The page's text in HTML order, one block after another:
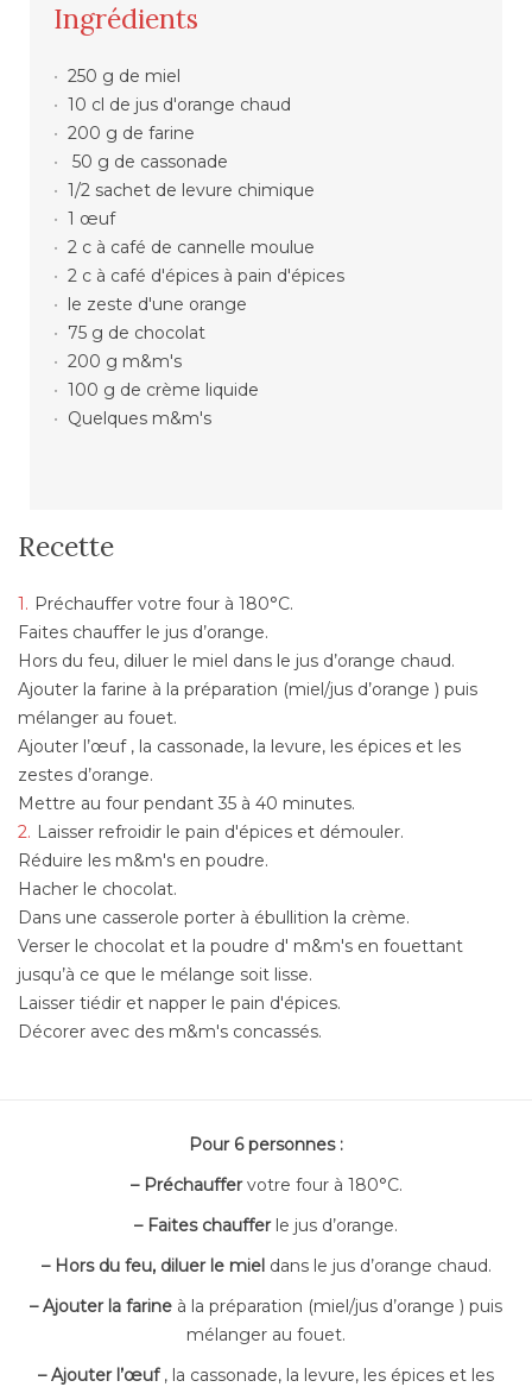
Ingrédients
250 g de miel
10 cl de jus d'orange chaud
200 g de farine
50 g de cassonade
1/2 sachet de levure chimique
1 œuf
2 c à café de cannelle moulue
2 c à café d'épices à pain d'épices
le zeste d'une orange
75 g de chocolat
200 g m&m's
100 g de crème liquide
Quelques m&m's
Recette
Préchauffer votre four à 180°C.
Faites chauffer le jus d’orange.
Hors du feu, diluer le miel dans le jus d’orange chaud.
Ajouter la farine à la préparation (miel/jus d’orange ) puis
mélanger au fouet.
Ajouter l’œuf , la cassonade, la levure, les épices et les
zestes d’orange.
Mettre au four pendant 35 à 40 minutes.
Laisser refroidir le pain d'épices et démouler.
Réduire les m&m's en poudre.
Hacher le chocolat.
Dans une casserole porter à ébullition la crème.
Verser le chocolat et la poudre d' m&m's en fouettant
jusqu’à ce que le mélange soit lisse.
Laisser tiédir et napper le pain d'épices.
Décorer avec des m&m's concassés.
Pour 6 personnes :
– Préchauffervotre four à 180°C.
– Faites chaufferle jus d’orange.
– Hors du feu, diluer le miel dans le jus d’orange chaud.
– Ajouter la farine à la préparation (miel/jus d’orange ) puis
mélanger au fouet.
– Ajouter l’œuf, la cassonade, la levure, les épices et les